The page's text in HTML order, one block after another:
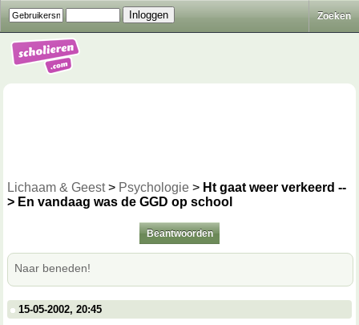
Zoeken
Lichaam & Geest> Psychologie > Ht gaat weer verkeerd --
> En vandaag was de GGD op school
Beantwoorden
Naar beneden!
15-05-2002, 20:45